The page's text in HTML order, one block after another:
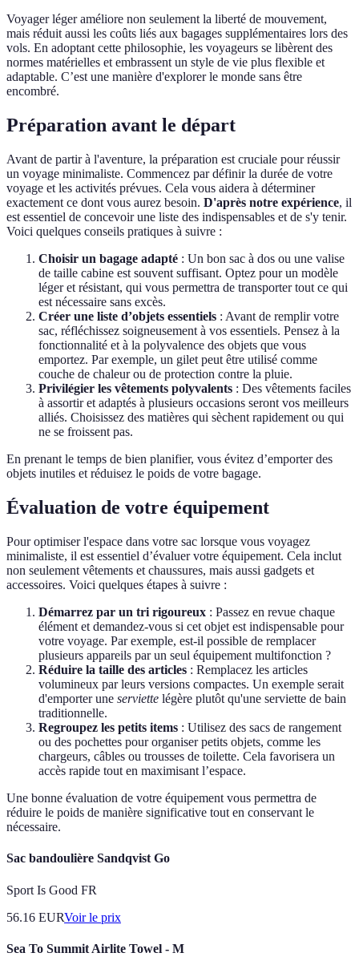
Voyager léger améliore non seulement la liberté de mouvement,
mais réduit aussi les coûts liés aux bagages supplémentaires lors des
vols. En adoptant cette philosophie, les voyageurs se libèrent des
normes matérielles et embrassent un style de vie plus flexible et
adaptable. C’est une manière d'explorer le monde sans être
encombré.
Préparation avant le départ
Avant de partir à l'aventure, la préparation est cruciale pour réussir
un voyage minimaliste. Commencez par définir la durée de votre
voyage et les activités prévues. Cela vous aidera à déterminer
exactement ce dont vous aurez besoin. D'après notre expérience, il
est essentiel de concevoir une liste des indispensables et de s'y tenir.
Voici quelques conseils pratiques à suivre :
Choisir un bagage adapté : Un bon sac à dos ou une valise
de taille cabine est souvent suffisant. Optez pour un modèle
léger et résistant, qui vous permettra de transporter tout ce qui
est nécessaire sans excès.
Créer une liste d’objets essentiels : Avant de remplir votre
sac, réfléchissez soigneusement à vos essentiels. Pensez à la
fonctionnalité et à la polyvalence des objets que vous
emportez. Par exemple, un gilet peut être utilisé comme
couche de chaleur ou de protection contre la pluie.
Privilégier les vêtements polyvalents : Des vêtements faciles
à assortir et adaptés à plusieurs occasions seront vos meilleurs
alliés. Choisissez des matières qui sèchent rapidement ou qui
ne se froissent pas.
En prenant le temps de bien planifier, vous évitez d’emporter des
objets inutiles et réduisez le poids de votre bagage.
Évaluation de votre équipement
Pour optimiser l'espace dans votre sac lorsque vous voyagez
minimaliste, il est essentiel d’évaluer votre équipement. Cela inclut
non seulement vêtements et chaussures, mais aussi gadgets et
accessoires. Voici quelques étapes à suivre :
Démarrez par un tri rigoureux : Passez en revue chaque
élément et demandez-vous si cet objet est indispensable pour
votre voyage. Par exemple, est-il possible de remplacer
plusieurs appareils par un seul équipement multifonction ?
Réduire la taille des articles : Remplacez les articles
volumineux par leurs versions compactes. Un exemple serait
d'emporter une serviette légère plutôt qu'une serviette de bain
traditionnelle.
Regroupez les petits items : Utilisez des sacs de rangement
ou des pochettes pour organiser petits objets, comme les
chargeurs, câbles ou trousses de toilette. Cela favorisera un
accès rapide tout en maximisant l’espace.
Une bonne évaluation de votre équipement vous permettra de
réduire le poids de manière significative tout en conservant le
nécessaire.
Sac bandoulière Sandqvist Go
Sport Is Good FR
56.16 EURVoir le prix
Sea To Summit Airlite Towel - M